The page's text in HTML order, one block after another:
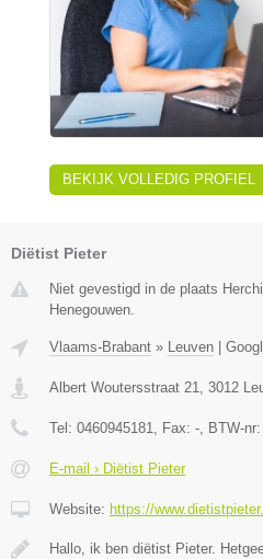
BEKIJK VOLLEDIG PROFIEL
Diëtist Pieter
Niet gevestigd in de plaats
Henegouwen.
Vlaams-Brabant » Leuven |
Albert Woutersstraat 21 3012
Tel: 0460945181 , Fax: - , BTW-nr:
E-mail › Diëtist Pieter
Website: https://
Hallo, ik ben diëtist Pieter.